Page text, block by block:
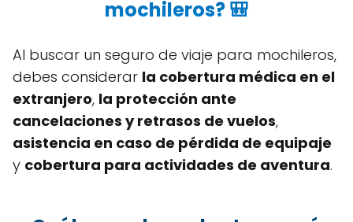
mochileros? 🎒
Al buscar un seguro de viaje para mochileros,
debes considerar la cobertura médica en el
extranjero, la protección ante
cancelaciones y retrasos de vuelos,
asistencia en caso de pérdida de equipaje
y cobertura para actividades de aventura.